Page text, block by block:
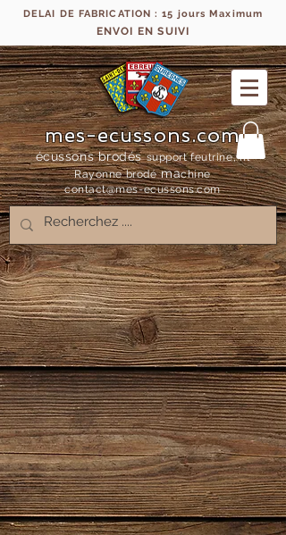
DELAI DE FABRICATION : 15 jours Maximum
ENVOI EN SUIVI
mes-ecussons.com
écussons brodés support feutrine, fil
Rayonne brodémachine
contact@mes-ecussons.com